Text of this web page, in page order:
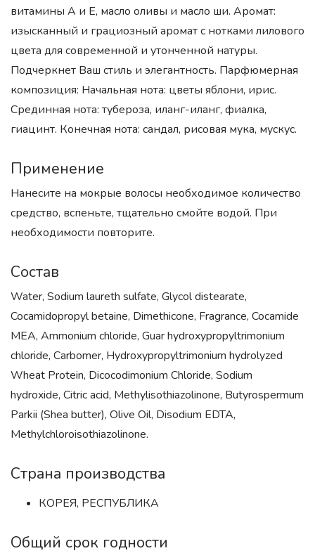
витамины А и Е, масло оливы и масло ши. Аромат:
изысканный и грациозный аромат с нотками лилового
цвета для современной и утонченной натуры.
Подчеркнет Ваш стиль и элегантность. Парфюмерная
композиция: Начальная нота: цветы яблони, ирис.
Срединная нота: тубероза, иланг-иланг, фиалка,
гиацинт. Конечная нота: сандал, рисовая мука, мускус.
Применение
Нанесите на мокрые волосы необходимое количество
средство, вспеньте, тщательно смойте водой. При
необходимости повторите.
Состав
Water, Sodium laureth sulfate, Glycol distearate,
Cocamidopropyl betaine, Dimethicone, Fragrance, Cocamide
MEA, Ammonium chloride, Guar hydroxypropyltrimonium
chloride, Carbomer, Hydroxypropyltrimonium hydrolyzed
Wheat Protein, Dicocodimonium Chloride, Sodium
hydroxide, Citric acid, Methylisothiazolinone, Butyrospermum
Parkii (Shea butter), Olive Oil, Disodium EDTA,
Methylchloroisothiazolinone.
Страна производства
КОРЕЯ, РЕСПУБЛИКА
Общий срок годности